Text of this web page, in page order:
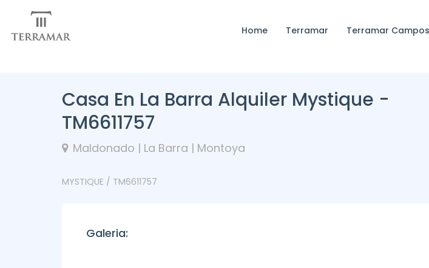
Home Terramar Terramar Campos
Casa En La Barra Alquiler Mystique -
TM6611757
Maldonado | La Barra | Montoya
MYSTIQUE / TM6611757
Galeria: